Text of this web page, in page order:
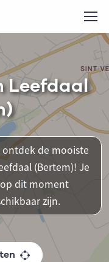
Leefdaal
ontdek de mooiste
(Bertem)! Je
dit moment
zijn.